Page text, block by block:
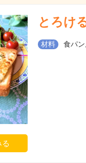
とろけ
材料 食パ